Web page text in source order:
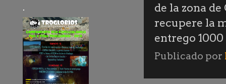
de la zona
recupere la
entrego
Publicado por
.